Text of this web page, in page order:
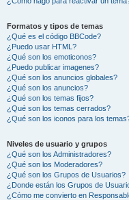
Formatos y tipos de temas
¿Qué es el código BBCode?
¿Puedo usar HTML?
¿Qué son los emoticonos?
¿Puedo publicar imagenes?
¿Qué son los anuncios globales?
¿Qué son los anuncios?
¿Qué son los temas fijos?
¿Qué son los temas cerrados?
¿Qué son los iconos para los
Niveles de usuario y grupos
¿Qué son los Administradores?
¿Qué son los Moderadores?
¿Qué son los Grupos de Usuarios?
¿Donde están los Grupos de
¿Cómo me convierto en